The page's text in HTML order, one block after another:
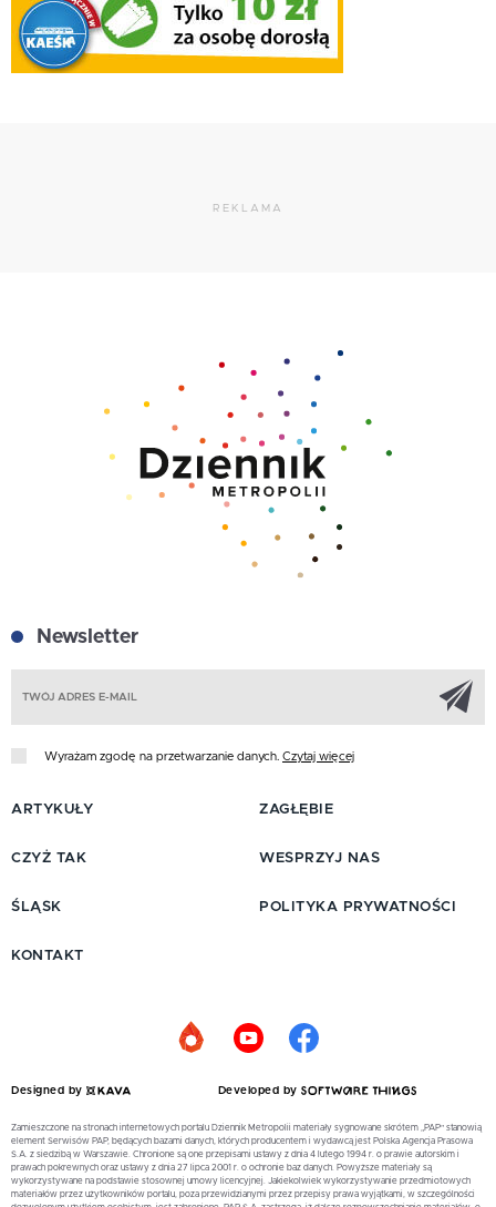
REKLAMA
Newsletter
Wyrażam zgodę na przetwarzanie danych. Czytaj więcej
ARTYKUŁY
CZYŻ TAK
ŚLĄSK
ZAGŁĘBIE
WESPRZYJ NAS
POLITYKA PRYWATNOŚCI
KONTAKT
Designed by Developed by
Zamieszczone na stronach internetowych portalu Dziennik Metropolii materiały sygnowane skrótem „PAP” stanowią
element Serwisów PAP, będących bazami danych, których producentem i wydawcą jest Polska Agencja Prasowa
S.A. z siedzibą w Warszawie. Chronione są one przepisami ustawy z dnia 4 lutego 1994 r. o prawie autorskim i
prawach pokrewnych oraz ustawy z dnia 27 lipca 2001 r. o ochronie baz danych. Powyższe materiały są
wykorzystywane na podstawie stosownej umowy licencyjnej. Jakiekolwiek wykorzystywanie przedmiotowych
materiałów przez użytkowników portalu, poza przewidzianymi przez przepisy prawa wyjątkami, w szczególności